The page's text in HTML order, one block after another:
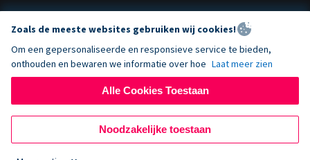
Zoals de meeste websites gebruiken wij cookies!
Om een gepersonaliseerde en responsieve service te bieden,
onthouden en bewaren we informatie over hoe Laat meer zien
Alle Cookies Toestaan
Noodzakelijke toestaan